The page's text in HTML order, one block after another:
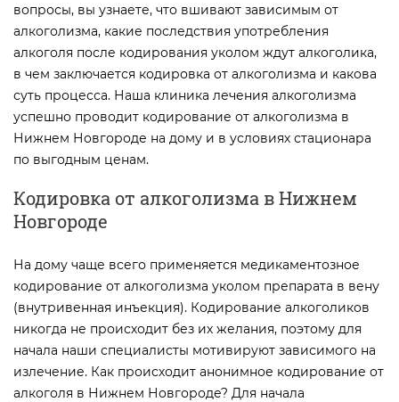
вопросы, вы узнаете, что вшивают зависимым от
алкоголизма, какие последствия употребления
алкоголя после кодирования уколом ждут алкоголика,
в чем заключается кодировка от алкоголизма и какова
суть процесса. Наша клиника лечения алкоголизма
успешно проводит кодирование от алкоголизма в
Нижнем Новгороде на дому и в условиях стационара
по выгодным ценам.
Кодировка от алкоголизма в Нижнем
Новгороде
На дому чаще всего применяется медикаментозное
кодирование от алкоголизма уколом препарата в вену
(внутривенная инъекция). Кодирование алкоголиков
никогда не происходит без их желания, поэтому для
начала наши специалисты мотивируют зависимого на
излечение. Как происходит анонимное кодирование от
алкоголя в Нижнем Новгороде? Для начала